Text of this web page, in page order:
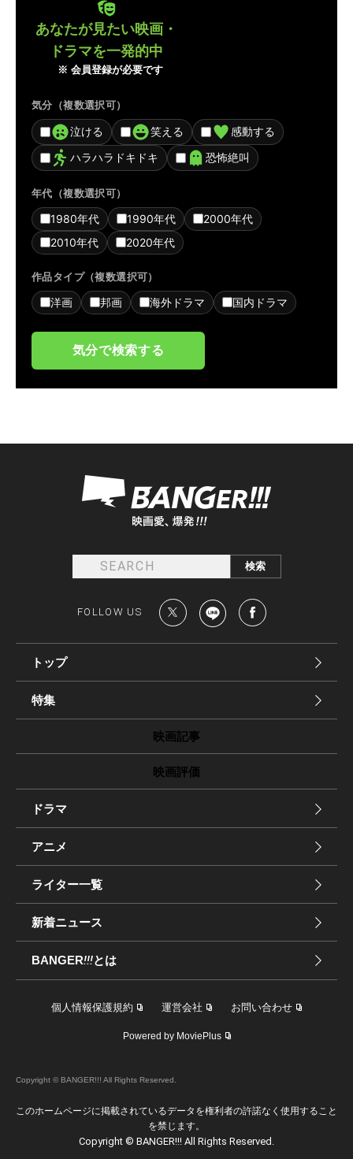
あなたが見たい映画・
ドラマを一発的中
※ 会員登録が必要です
気分（複数選択可）
泣ける 笑える
感動する
ハラハラドキドキ
恐怖絶叫
年代（複数選択可）
1980年代 1990年代
2000年代
2010年代
2020年代
作品タイプ（複数選択可）
洋画 邦画 海外ドラマ 国内ドラマ
気分で検索する
FOLLOW US
トップ
特集
映画記事
映画評価
ドラマ
アニメ
ライター一覧
新着ニュース
BANGER!!!とは
個人情報保護規約 運営会社 お問い合わせ
Powered by MoviePlus
Copyright © BANGER!!! All Rights Reserved.
このホームページに掲載されているデータを権利者の許諾なく使用すること
を禁じます。
Copyright © BANGER!!! All Rights Reserved.